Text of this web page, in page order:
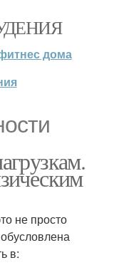
дома
не просто
в: